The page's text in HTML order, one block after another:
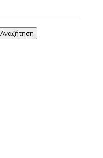
Αναζήτηση